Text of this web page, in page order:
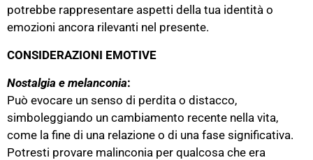
potrebbe rappresentare aspetti della tua identità o
emozioni ancora rilevanti nel presente.
CONSIDERAZIONI EMOTIVE
Nostalgia e melanconia:
Può evocare un senso di perdita o distacco,
simboleggiando un cambiamento recente nella vita,
come la fine di una relazione o di una fase significativa.
Potresti provare malinconia per qualcosa che era